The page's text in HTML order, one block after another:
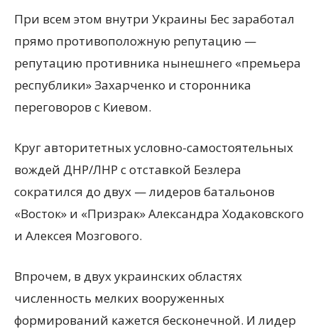
При всем этом внутри Украины Бес заработал
прямо противоположную репутацию —
репутацию противника нынешнего «премьера
республики» Захарченко и сторонника
переговоров с Киевом.
Круг авторитетных условно-самостоятельных
вождей ДНР/ЛНР с отставкой Безлера
сократился до двух — лидеров батальонов
«Восток» и «Призрак» Александра Ходаковского
и Алексея Мозгового.
Впрочем, в двух украинских областях
численность мелких вооруженных
формирований кажется бесконечной. И лидер